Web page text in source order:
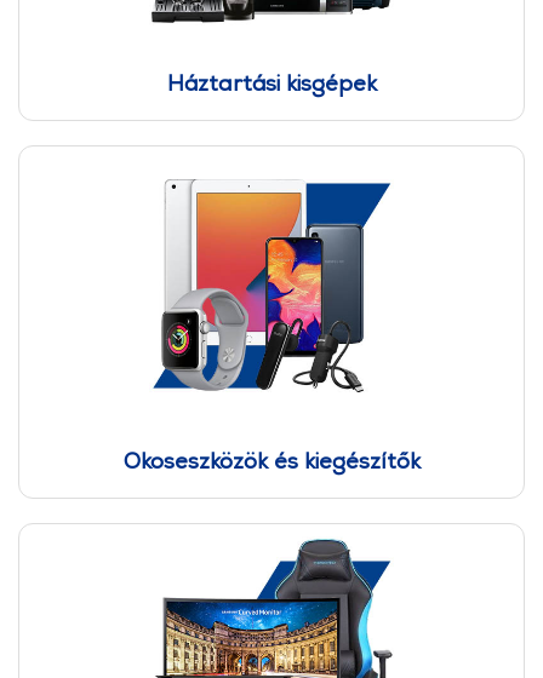
Háztartási kisgépek
Okoseszközök és kiegészítők